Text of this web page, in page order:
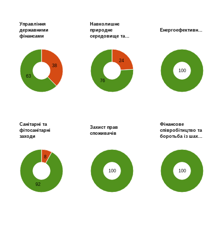
Управління
державними
фінансами
38
63
Навколишнє
природне
середовище та…
24
76
Енергоефективн…
100
Санітарні та
фітосанітарні
заходи
8
92
Захист прав
споживачів
100
Фінансове
співробітицтво та
боротьба із шах…
100